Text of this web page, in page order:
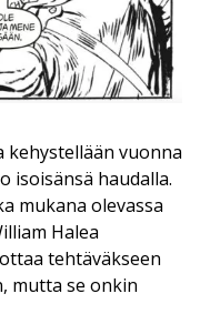
vuonna
isoisänsä haudalla.
mukana olevassa
Halea
tehtäväkseen
mutta se onkin